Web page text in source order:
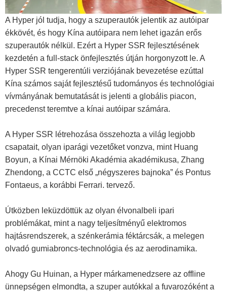
A Hyper jól tudja, hogy a szuperautók jelentik az autóipar
ékkövét, és hogy Kína autóipara nem lehet igazán erős
szuperautók nélkül. Ezért a Hyper SSR fejlesztésének
kezdetén a full-stack önfejlesztés útján horgonyzott le. A
Hyper SSR tengerentúli verziójának bevezetése ezúttal
Kína számos saját fejlesztésű tudományos és technológiai
vívmányának bemutatását is jelenti a globális piacon,
precedenst teremtve a kínai autóipar számára.
A Hyper SSR létrehozása összehozta a világ legjobb
csapatait, olyan iparági vezetőket vonzva, mint Huang
Boyun, a Kínai Mérnöki Akadémia akadémikusa, Zhang
Zhendong, a CCTC első „négyszeres bajnoka” és Pontus
Fontaeus, a korábbi Ferrari. tervező.
Útközben leküzdöttük az olyan élvonalbeli ipari
problémákat, mint a nagy teljesítményű elektromos
hajtásrendszerek, a szénkerámia féktárcsák, a melegen
olvadó gumiabroncs-technológia és az aerodinamika.
Ahogy Gu Huinan, a Hyper márkamenedzsere az offline
ünnepségen elmondta, a szuper autókkal a fuvarozóként a